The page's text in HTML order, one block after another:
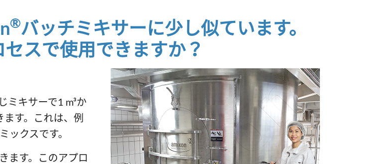
®バッチミキサーに少し似ています。
スで使用できますか？
ミキサーで1 m³か
す。これは、例
ックスです。
ます。このアプロ